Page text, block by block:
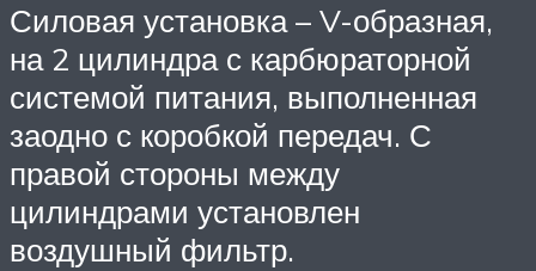
Силовая установка – V-образная,
на 2 цилиндра с карбюраторной
системой питания, выполненная
заодно с коробкой передач. С
правой стороны между
цилиндрами установлен
воздушный фильтр.